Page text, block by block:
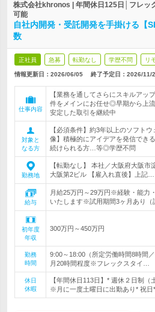
株式会社khronos | 年間休日125日│フレッ
可能
自社内開発・受託開発を手掛ける【
数
正社員 急募 転勤なし 学歴不問 リ
情報更新日：2026/06/05 終了予定日： 2026/11/
仕事内容
【業務を通してさらにスキルアッ
件をメインにお任せ◎早期から上
安定した取引を継続中
対象と
なる方
【必須条件】約3年以上のソフト
像】積極的にアイデアを発信でき
続けられる方…等◎学歴不問
勤務地
【転勤なし】 本社／大阪府大阪
大阪第2ビル 【雇入れ直後】上記…
給与
月給25万円～29万円※経験・能力
いたします※試用期間3ヶ月あり（
初年度
年収
300万円～450万円
勤務
時間
9:00～18:00（所定労働時間8時間
月20時間程度※フレックスタイ…
休日
休暇
【年間休日113日】* 週休２日制
※月に一度土曜日に出勤あり* 祝日